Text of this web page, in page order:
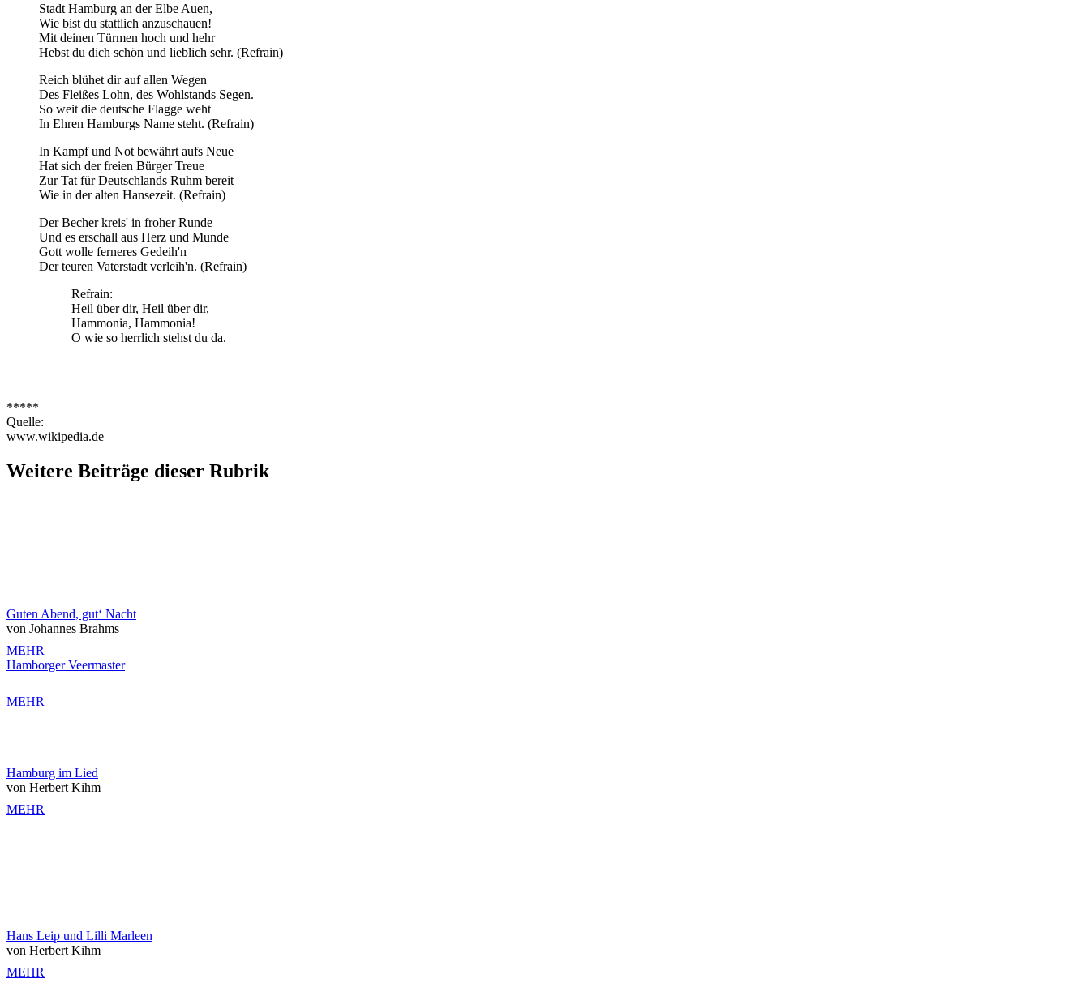
Stadt Hamburg an der Elbe Auen,
Wie bist du stattlich anzuschauen!
Mit deinen Türmen hoch und hehr
Hebst du dich schön und lieblich sehr. (Refrain)
Reich blühet dir auf allen Wegen
Des Fleißes Lohn, des Wohlstands Segen.
So weit die deutsche Flagge weht
In Ehren Hamburgs Name steht. (Refrain)
In Kampf und Not bewährt aufs Neue
Hat sich der freien Bürger Treue
Zur Tat für Deutschlands Ruhm bereit
Wie in der alten Hansezeit. (Refrain)
Der Becher kreis' in froher Runde
Und es erschall aus Herz und Munde
Gott wolle ferneres Gedeih'n
Der teuren Vaterstadt verleih'n. (Refrain)
Refrain:
Heil über dir, Heil über dir,
Hammonia, Hammonia!
O wie so herrlich stehst du da.
*****
Quelle:
www.wikipedia.de
Weitere Beiträge dieser Rubrik
Guten Abend, gut‘ Nacht
von Johannes Brahms
MEHR
Hamborger Veermaster
MEHR
Hamburg im Lied
von Herbert Kihm
MEHR
Hans Leip und Lilli Marleen
von Herbert Kihm
MEHR